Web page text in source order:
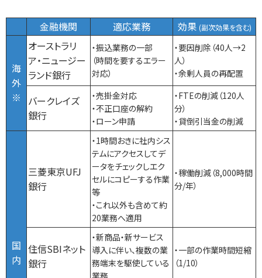
金融機関 適応業務 効果 (副次効果を含む)
海
外
※
オーストラリ
ア・ニュージー
ランド銀行
・振込業務の一部
（時間を要するエラー
対応）
・要因削除（40人→2
人）
・余剰人員の再配置
バークレイズ
銀行
・売掛金対応
・不正口座の解約
・ローン申請
・FTEの削減（120人
分）
・貸倒引当金の削減
国
内
三菱東京UFJ
銀行
・1時間おきに社内シス
テムにアクセスしてデ
ータをチェックしエク
セルにコピーする作業
等
・これ以外も含めて約
20業務へ適用
・稼働削減（8,000時間
分/年）
住信SBIネット
銀行
・新商品・新サービス
導入に伴い、複数の業
務端末を駆使している
業務
・一部の作業時間短縮
（1/10）